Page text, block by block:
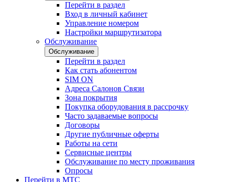
Перейти в раздел
Вход в личный кабинет
Управление номером
Настройки маршрутизатора
Обслуживание
Обслуживание
Перейти в раздел
Как стать абонентом
SIM ON
Адреса Салонов Связи
Зона покрытия
Покупка оборудования в рассрочку
Часто задаваемые вопросы
Договоры
Другие публичные оферты
Работы на сети
Сервисные центры
Обслуживание по месту проживания
Опросы
Перейти в МТС